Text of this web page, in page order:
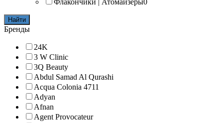
Флакончики | Атомайзеры0
Найти
Бренды
24K
3 W Clinic
3Q Beauty
Abdul Samad Al Qurashi
Acqua Colonia 4711
Adyan
Afnan
Agent Provocateur